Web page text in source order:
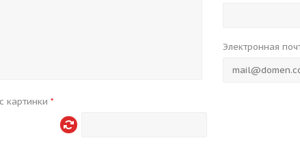
Электронная
картинки*